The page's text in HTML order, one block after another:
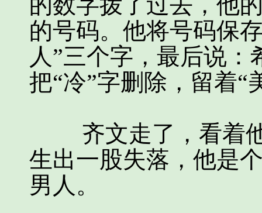
的号码。他将号码保
人”三个字，最后说
把“冷”字删除，留着“
齐文走了，看着他
生出一股失落，他是
男人。